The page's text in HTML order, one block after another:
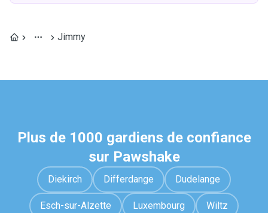
Jimmy
Plus de 1000 gardiens de confiance
sur Pawshake
Diekirch Differdange Dudelange
Esch-sur-Alzette Luxembourg Wiltz